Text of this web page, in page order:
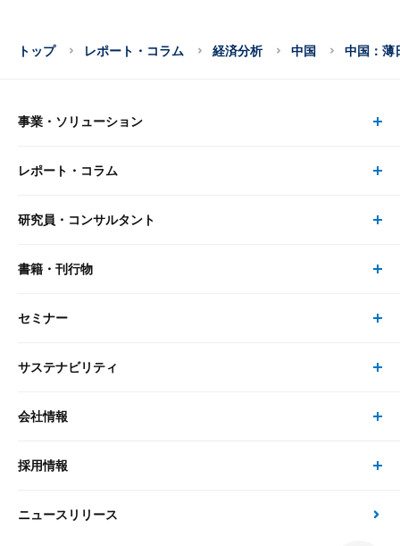
トップ レポート・コラム 経済分析 中国 中国：薄
事業・ソリューション
事業・ソリューション トップ
リサーチ
大和総研の強み
先端テクノロジーに基づく新たな価値の創出
レポート・コラム
レポート・コラム トップ
最新のレポート・コラム
政策分析
研究員・コンサルタント
研究員・コンサルタント トップ
研究員
書籍・刊行物
書籍・刊行物 トップ
書籍
セミナー
セミナー トップ
現在受付中のセミナー・イベント
サステナビリティ
サステナビリティの取り組み
次世代社会への貢献
会社情報
会社情報 トップ
会社概要・役員一覧
採用情報
採用情報 トップ
ニュースリリース